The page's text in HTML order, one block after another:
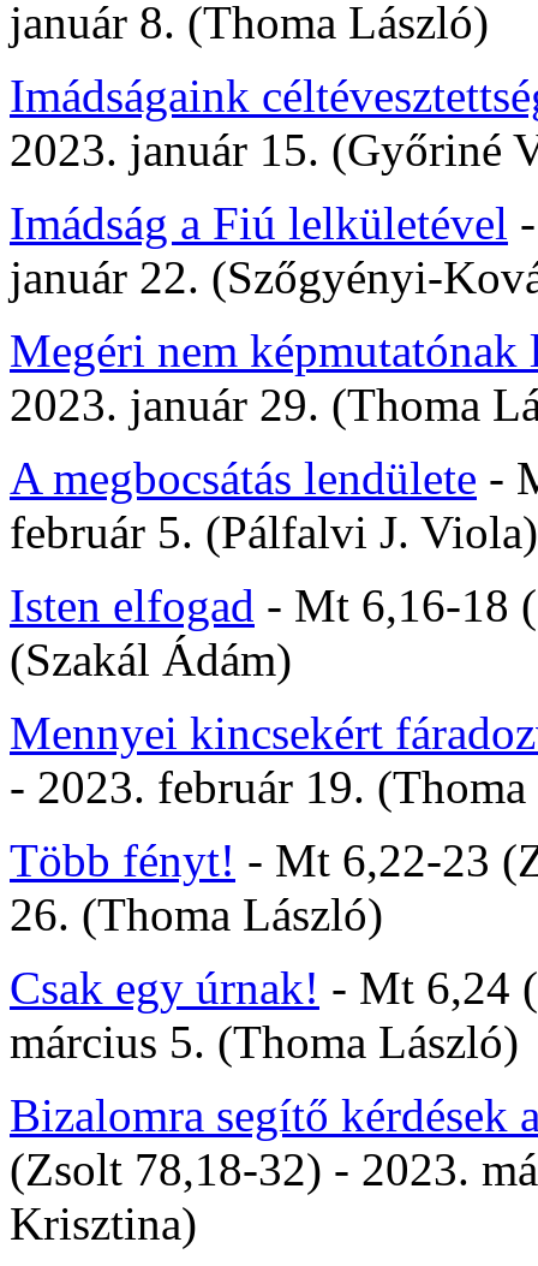
január 8. (Thoma László)
Imádságaink
2023. január 15. (Győriné
Imádság a Fiú lelkületével
január 22. (Szőgyényi-
Megéri nem képmutatónak
2023. január 29. (Thoma
A megbocsátás lendülete -
február 5. (Pálfalvi J. Viola)
Isten elfogad - Mt 6,16-18
(Szakál Ádám)
Mennyei kincsekért
- 2023. február 19.
Több fényt! - Mt 6,22-23
26. (Thoma László)
Csak egy úrnak! - Mt 6,24
március 5. (Thoma László)
Bizalomra segítő kérdések
(Zsolt 78,18-32) - 2023.
Krisztina)